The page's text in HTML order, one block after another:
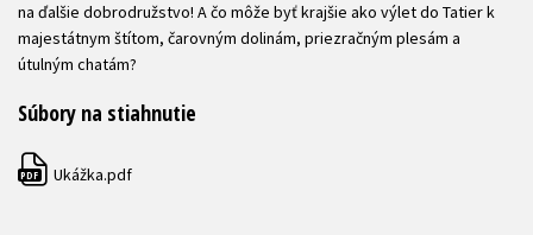
na ďalšie dobrodružstvo! A čo môže byť krajšie ako výlet do Tatier k
majestátnym štítom, čarovným dolinám, priezračným plesám a
útulným chatám?
Súbory na stiahnutie
PDF Ukážka.pdf